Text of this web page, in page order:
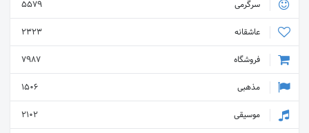
سرگرمی
5579
عاشقانه
2323
فروشگاه
7987
مذهبی
1506
موسیقی
2102